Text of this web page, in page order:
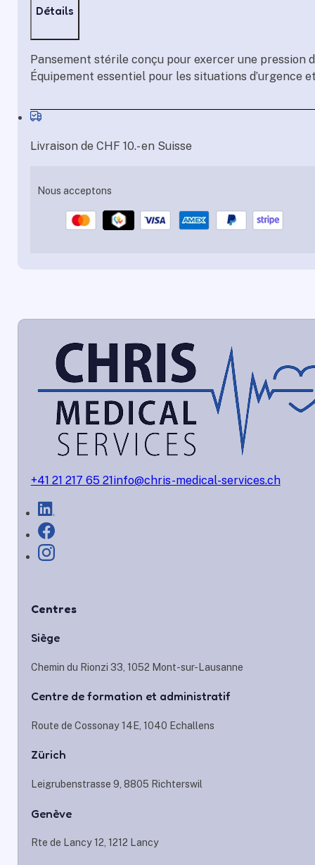
Détails
Pansement stérile conçu pour exercer une
Équipement essentiel pour les situations d’urgence
Livraison de CHF 10.- en Suisse
Nous acceptons
+41 21 217 65 21info@chris-medical-services.ch
Centres
Siège
Chemin du Rionzi 33, 1052 Mont-sur-Lausanne
Centre de formation et administratif
Route de Cossonay 14E, 1040 Echallens
Zürich
Leigrubenstrasse 9, 8805 Richterswil
Genève
Rte de Lancy 12, 1212 Lancy